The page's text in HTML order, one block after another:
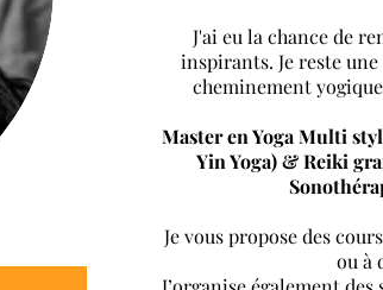
J'ai eu la chance de
inspirants. Je reste
cheminement
Master en Yoga Multi
Yin Yoga) & Reiki
Je vous propose des
ou à